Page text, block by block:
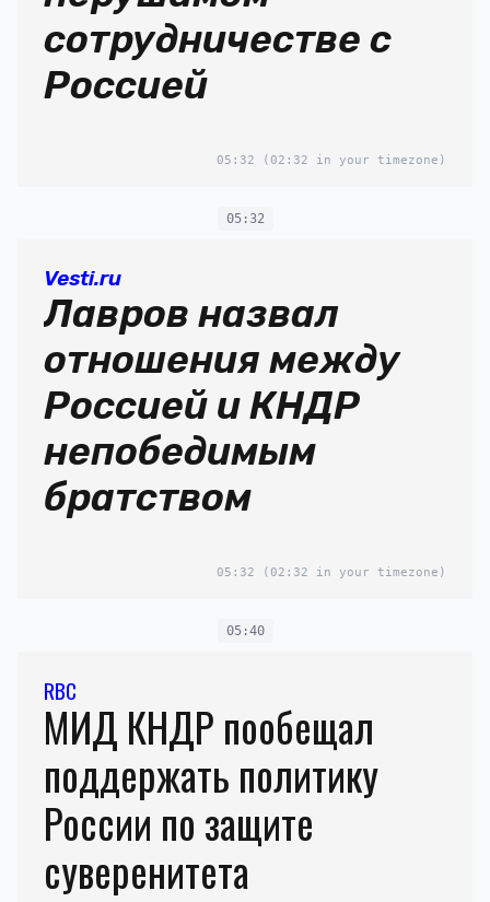
сотрудничестве с
Россией
05:32 (02:32 in your timezone)
05:32
Vesti.ru
Лавров назвал
отношения между
Россией и КНДР
непобедимым
братством
05:32 (02:32 in your timezone)
05:40
RBC
МИД КНДР пообещал
поддержать политику
России по защите
суверенитета